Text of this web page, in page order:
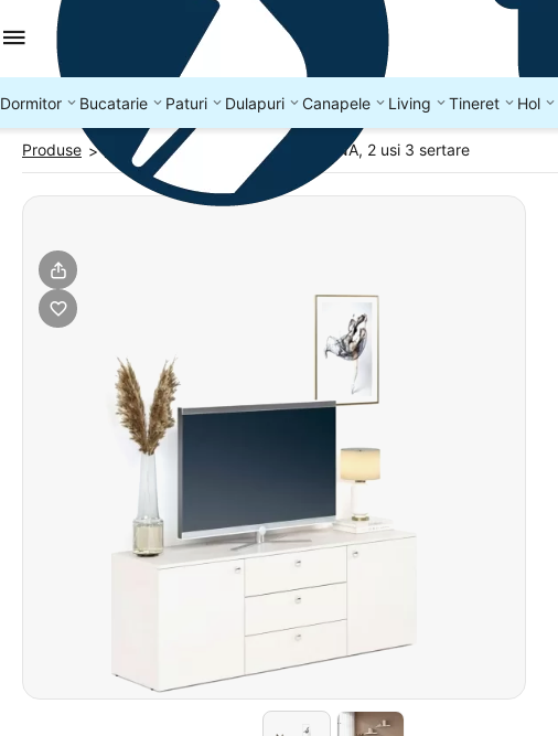
Dormitor Bucatarie Paturi Dulapuri Canapele Living Tineret Hol
Produse > Comode TV Comoda TV ARONA, 2 usi 3 sertare